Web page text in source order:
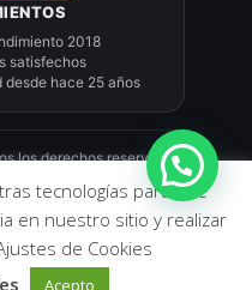
2018
satisfechos
desde hace 25 años
los derechos reservados
€
tecnologías para que
en nuestro sitio y realizar
de Cookies
Acepto